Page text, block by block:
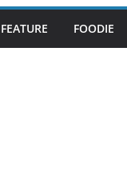
FEATURE FOODIE